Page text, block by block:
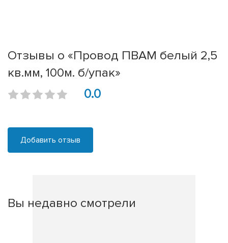
Отзывы о «Провод ПВАМ белый 2,5
кв.мм, 100м. б/упак»
0.0
Добавить отзыв
Вы недавно смотрели